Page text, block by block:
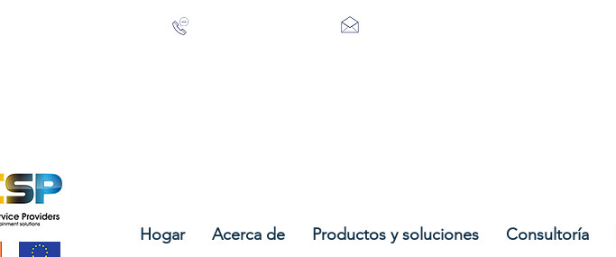
Hogar Acerca de Productos y soluciones Consultoría